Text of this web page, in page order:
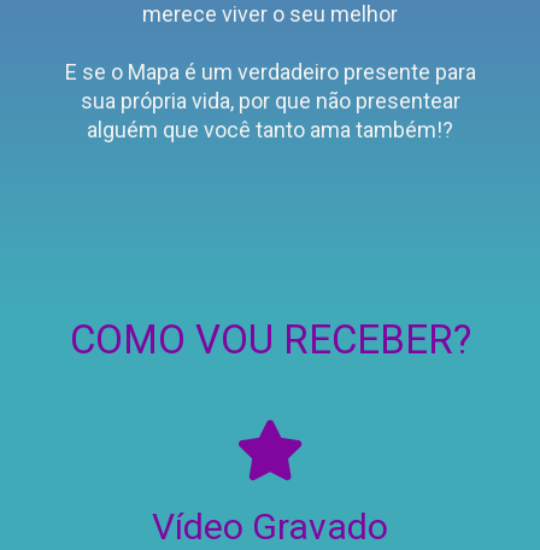
merece viver o seu melhor
E se o Mapa é um verdadeiro presente para
sua própria vida, por que não presentear
alguém que você tanto ama também!?
COMO VOU RECEBER?
Vídeo Gravado